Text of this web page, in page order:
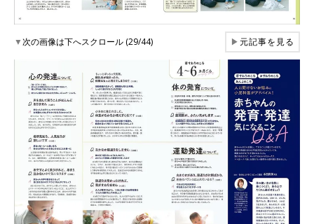
▼次の画像は下へスクロール (29/44) ▶元記事を見る